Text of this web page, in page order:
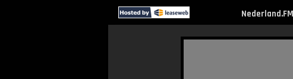
Nederland.FM